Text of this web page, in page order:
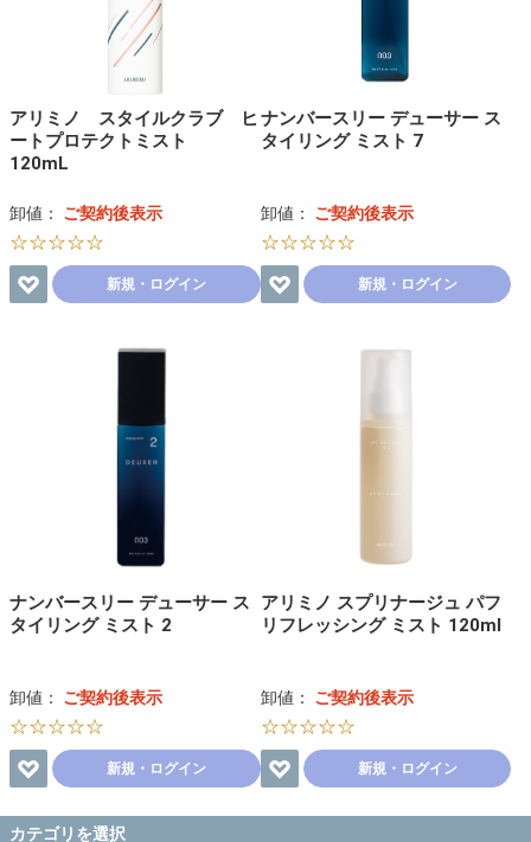
カテゴリを選択
アリミノ スタイルクラブ ヒ
ートプロテクトミスト
120mL
卸値： ご契約後表示
☆☆☆☆☆
新規・ログイン
ナンバースリー デューサー ス
タイリング ミスト 7
卸値： ご契約後表示
☆☆☆☆☆
新規・ログイン
ナンバースリー デューサー ス
タイリング ミスト 2
卸値： ご契約後表示
☆☆☆☆☆
新規・ログイン
アリミノ スプリナージュ パフ
リフレッシング ミスト 120ml
卸値： ご契約後表示
☆☆☆☆☆
新規・ログイン